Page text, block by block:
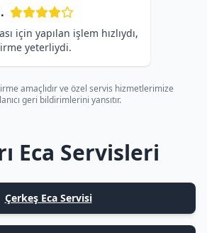
için yapılan işlem hızlıydı,
yeterliydi.
amaçlıdır ve özel servis hizmetlerimize
geri bildirimlerini yansıtır.
Eca Servisleri
Çerkeş Eca Servisi